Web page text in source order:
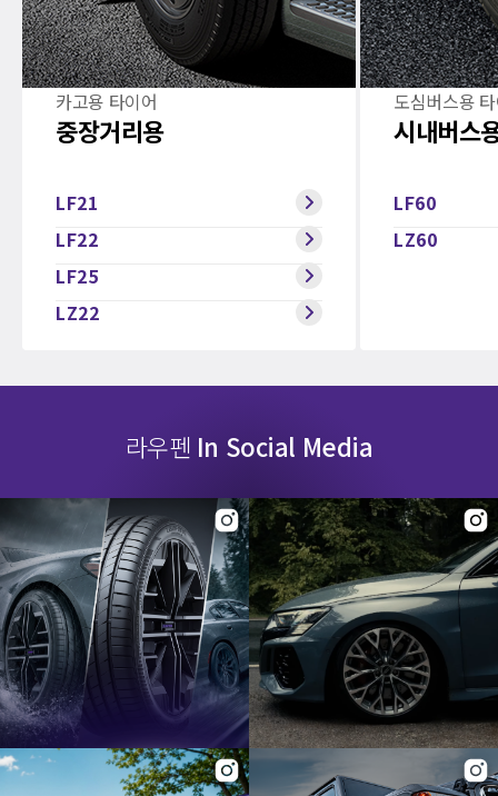
카고용 타이어
중장거리용
LF21
LF22
LF25
LZ22
도심버스용
시내버스
LF60
LZ60
라우펜 In Social Media